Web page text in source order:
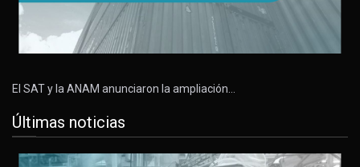
El SAT y la ANAM anunciaron la ampliación…
Últimas noticias